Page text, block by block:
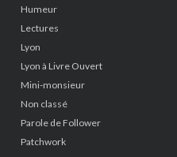
Humeur
Lectures
Lyon
Lyon à Livre Ouvert
Mini-monsieur
Non classé
Parole de Follower
Patchwork